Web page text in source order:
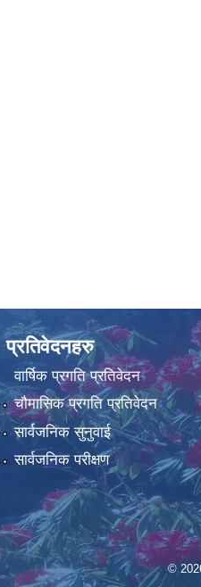
प्रतिवेदनहरु
वार्षिक प्रगति प्रतिवेदन
चौमासिक प्रगति प्रतिवेदन
सार्वजनिक सुनुवाई
सार्वजनिक परीक्षण
© 2026